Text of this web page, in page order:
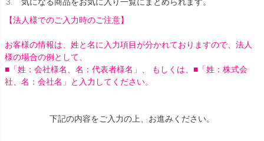
【法人様でのご入力時のご注意】
お客様の情報は、姓と名に入力項目が分かれておりますので、法人
様の場合の例として、
■「姓：会社様名、名：代表者様名」、 もしくは、■「姓：株式会
社、名：会社名」と入力してください。
下記の内容をご入力の上、お進みください。